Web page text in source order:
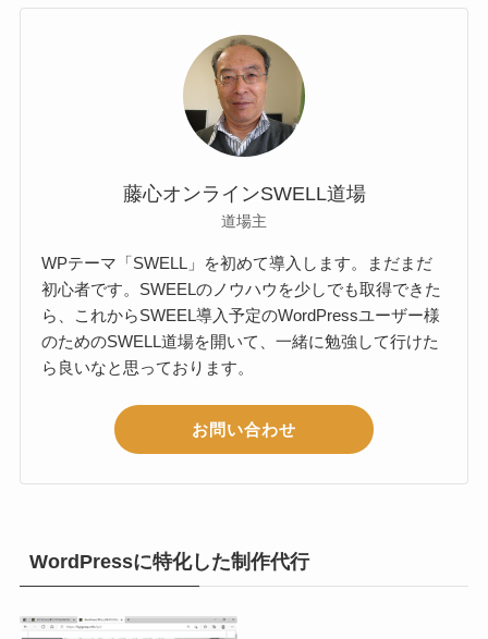
藤心オンラインSWELL道場
道場主
WPテーマ「SWELL」を初めて導入します。まだまだ
初心者です。SWEELのノウハウを少しでも取得できた
ら、これからSWEEL導入予定のWordPressユーザー様
のためのSWELL道場を開いて、一緒に勉強して行けた
ら良いなと思っております。
お問い合わせ
WordPressに特化した制作代行